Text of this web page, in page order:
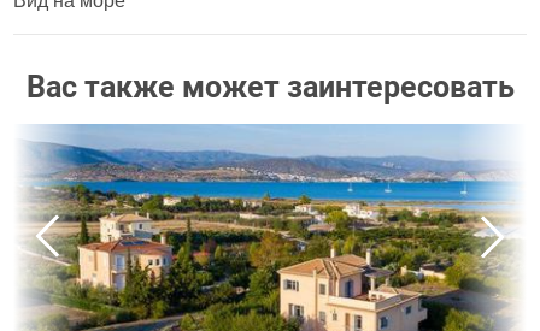
Вас также может заинтересовать